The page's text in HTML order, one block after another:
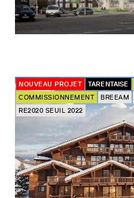
NOUVEAU PROJET TARENTAISE
COMMISSIONNEMENT
BREEAM
RE2020 SEUIL 2022